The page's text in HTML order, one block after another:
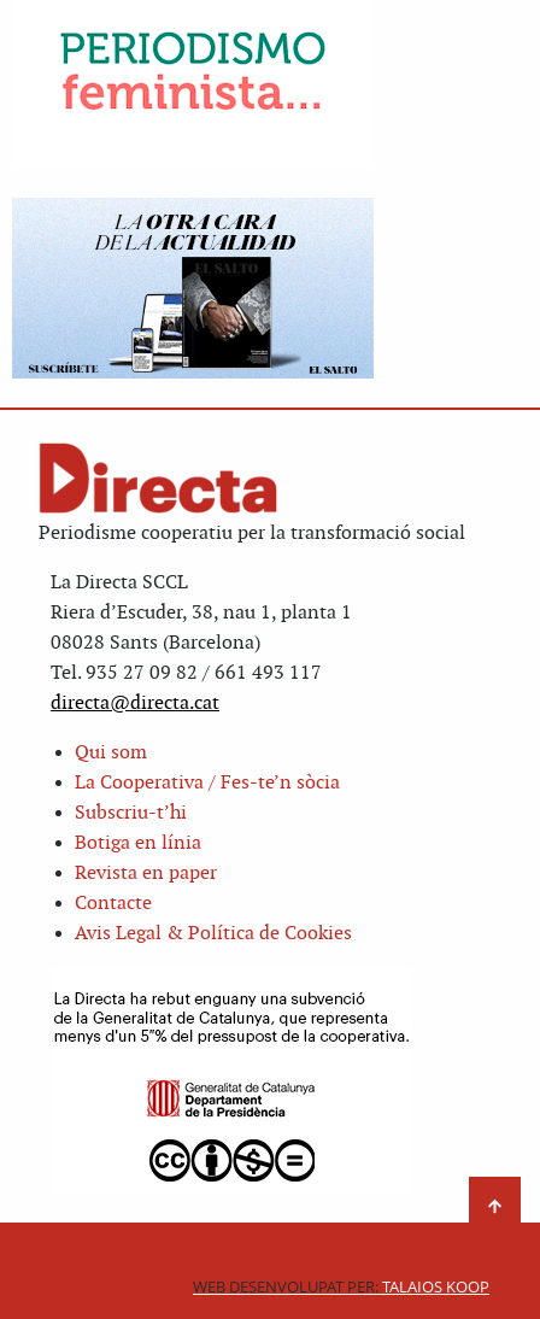
Periodisme cooperatiu per la transformació social
La Directa SCCL
Riera d’Escuder, 38, nau 1, planta 1
08028 Sants (Barcelona)
Tel. 935 27 09 82 / 661 493 117
directa@directa.cat
Qui som
La Cooperativa / Fes-te’n sòcia
Subscriu-t’hi
Botiga en línia
Revista en paper
Contacte
Avis Legal & Política de Cookies
WEB DESENVOLUPAT PER:TALAIOS KOOP